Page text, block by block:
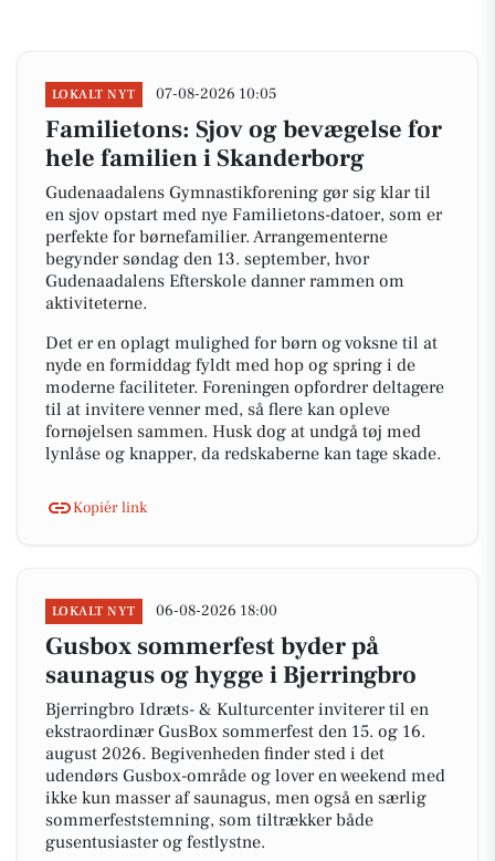
LOKALT NYT 07-08-2026 10:05
Familietons: Sjov og bevægelse for
hele familien i Skanderborg
Gudenaadalens Gymnastikforening gør sig klar til
en sjov opstart med nye Familietons-datoer, som er
perfekte for børnefamilier. Arrangementerne
begynder søndag den 13. september, hvor
Gudenaadalens Efterskole danner rammen om
aktiviteterne.
Det er en oplagt mulighed for børn og voksne til at
nyde en formiddag fyldt med hop og spring i de
moderne faciliteter. Foreningen opfordrer deltagere
til at invitere venner med, så flere kan opleve
fornøjelsen sammen. Husk dog at undgå tøj med
lynlåse og knapper, da redskaberne kan tage skade.
Kopiér link
LOKALT NYT 06-08-2026 18:00
Gusbox sommerfest byder på
saunagus og hygge i Bjerringbro
Bjerringbro Idræts- & Kulturcenter inviterer til en
ekstraordinær GusBox sommerfest den 15. og 16.
august 2026. Begivenheden finder sted i det
udendørs Gusbox-område og lover en weekend med
ikke kun masser af saunagus, men også en særlig
sommerfeststemning, som tiltrækker både
gusentusiaster og festlystne.